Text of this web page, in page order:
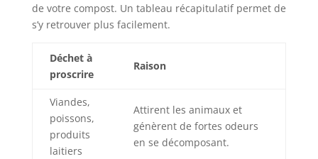
de votre compost. Un tableau récapitulatif permet de
s’y retrouver plus facilement.
Déchet à
proscrire
Raison
Viandes,
poissons,
produits
laitiers
Attirent les animaux et
génèrent de fortes odeurs
en se décomposant.